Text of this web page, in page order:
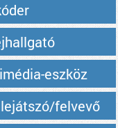
eszköz
lejátszó/felvevő